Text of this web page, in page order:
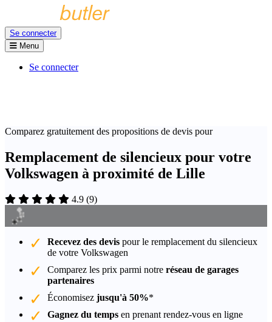
Se connecter
Menu
Se connecter
Comparez gratuitement des propositions de devis pour
Remplacement de silencieux pour votre
Volkswagen à proximité de Lille
4.9 (9)
Recevez des devis pour le remplacement du silencieux
de votre Volkswagen
Comparez les prix parmi notre réseau de garages
partenaires
Économisez jusqu'à 50%*
Gagnez du temps en prenant rendez-vous en ligne